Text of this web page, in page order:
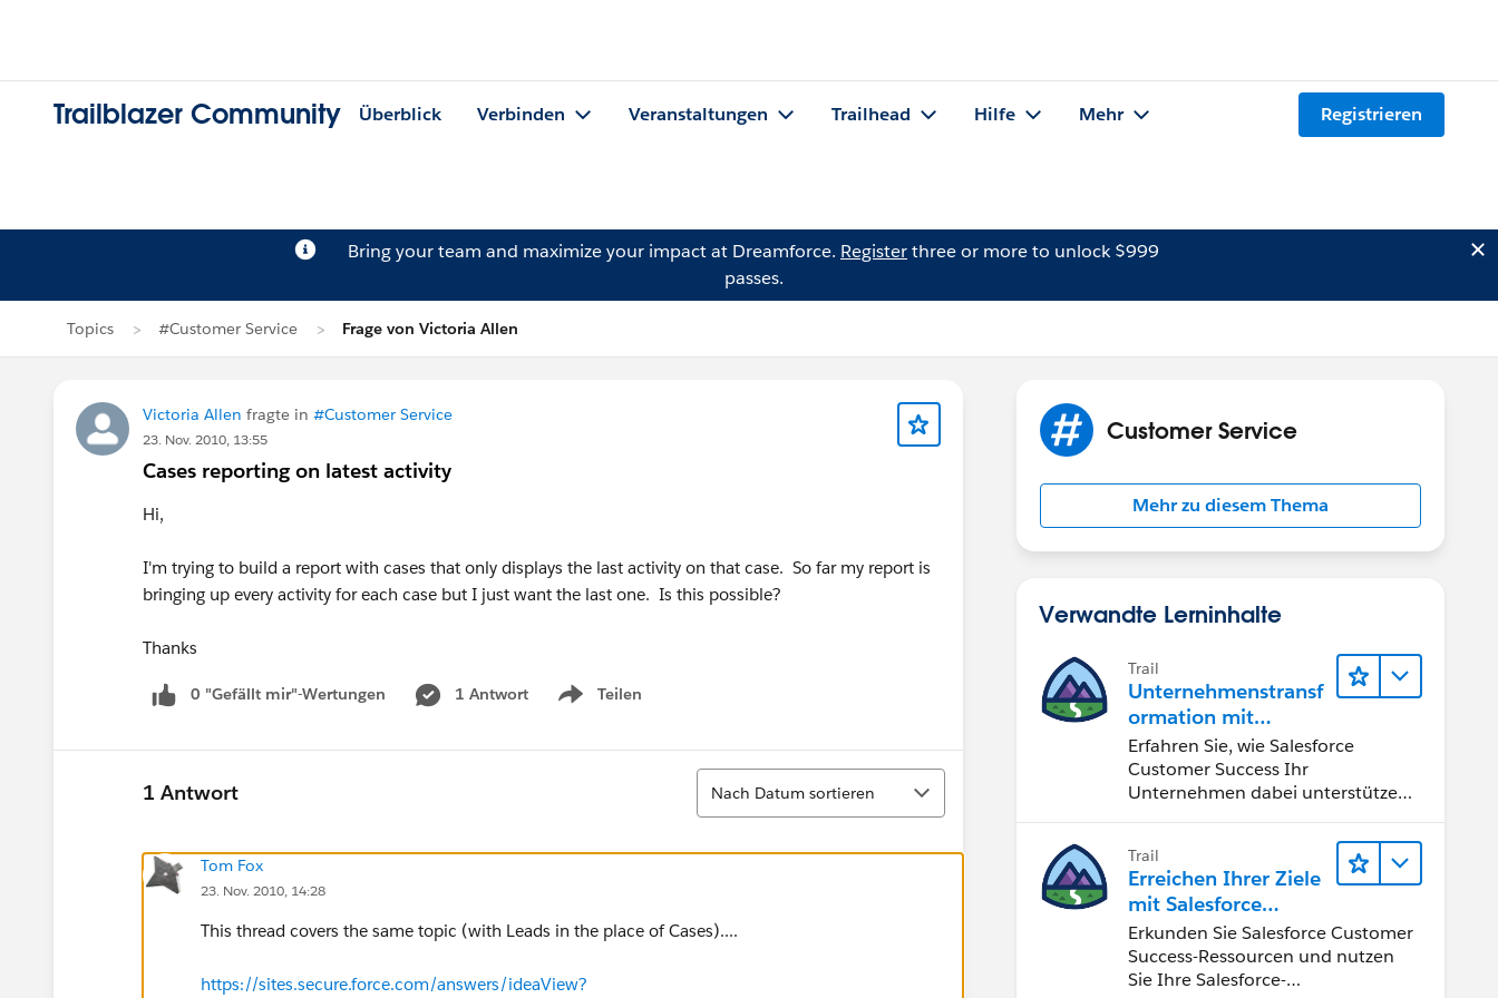
Trailblazer Community Überblick Verbinden Veranstaltungen Trailhead Hilfe Mehr Registrieren
Bring your team and maximize your impact at Dreamforce. Registerthree or more to unlock $999
passes.
Topics #Customer Service Frage von Victoria Allen
Victoria Allen fragte in #Customer Service
23. Nov. 2010, 13:55
Cases reporting on latest activity
Hi,
I'm trying to build a report with cases that only displays the last activity on that case. So far my report is
bringing up every activity for each case but I just want the last one. Is this possible?
Thanks
0 "Gefällt mir"-Wertungen 1 Antwort Teilen
Show menu
1 Antwort
Sortieren
Nach Datum sortieren
Tom Fox
23. Nov. 2010, 14:28
This thread covers the same topic (with Leads in the place of Cases)....
https://sites.secure.force.com/answers/ideaView?
Customer Service
Mehr zu diesem Thema
Verwandte Lerninhalte
Trail
Unternehmenstransf
ormation mit
Salesforce Customer
Success
Erfahren Sie, wie Salesforce
Customer Success Ihr
Unternehmen dabei unterstützen
industriellen Revolution zu nutzen.
Trail
Erreichen Ihrer Ziele
mit Salesforce
Customer Success
Erkunden Sie Salesforce Customer
Success-Ressourcen und nutzen
Sie Ihre Salesforce-